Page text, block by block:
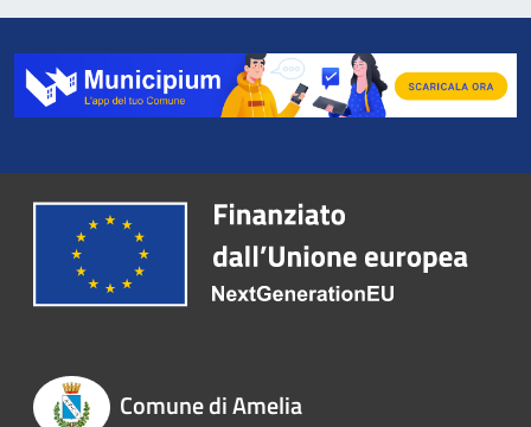
Comune di Amelia